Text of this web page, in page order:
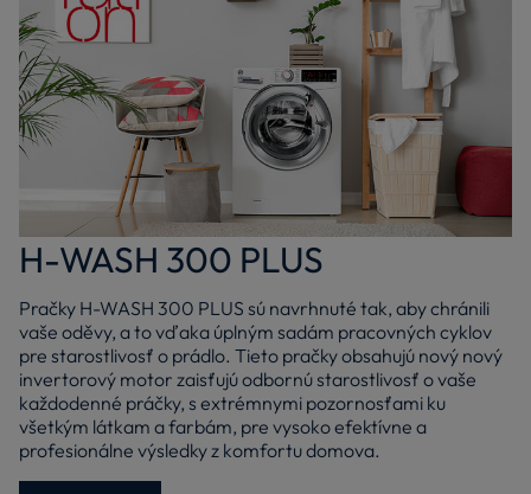
H-WASH 300 PLUS
Pračky H-WASH 300 PLUS sú navrhnuté tak, aby chránili
vaše oděvy, a to vďaka úplným sadám pracovných cyklov
pre starostlivosť o prádlo. Tieto pračky obsahujú nový nový
invertorový motor zaisťujú odbornú starostlivosť o vaše
každodenné práčky, s extrémnymi pozornosťami ku
všetkým látkam a farbám, pre vysoko efektívne a
profesionálne výsledky z komfortu domova.